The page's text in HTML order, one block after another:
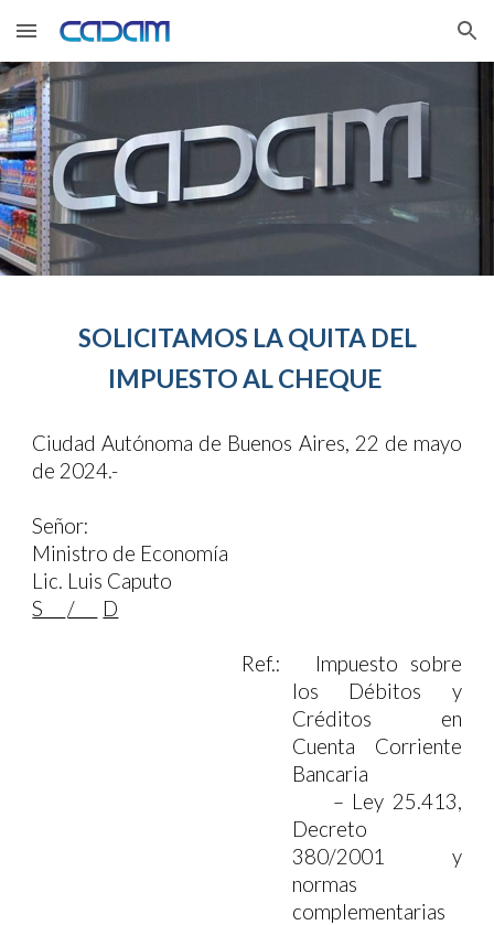
Skip to main content Skip to navigation
SOLICITAMOS LA QUITA DEL
IMPUESTO AL CHEQUE
Ciudad Autónoma de Buenos Aires, 22 de mayo
de 2024.-
Señor:
Ministro de Economía
Lic. Luis Caputo
S
/ D
Ref.: Impuesto sobre
los Débitos y
Créditos en
Cuenta Corriente
Bancaria
– Ley 25.413,
Decreto
380/2001 y
normas
complementarias